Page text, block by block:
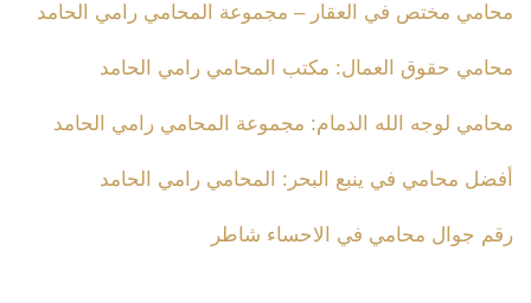
محامي مختص في العقار – مجموعة المحامي رامي الحامد
محامي حقوق العمال: مكتب المحامي رامي الحامد
محامي لوجه الله الدمام: مجموعة المحامي رامي الحامد
أفضل محامي في ينبع البحر: المحامي رامي الحامد
رقم جوال محامي في الاحساء شاطر